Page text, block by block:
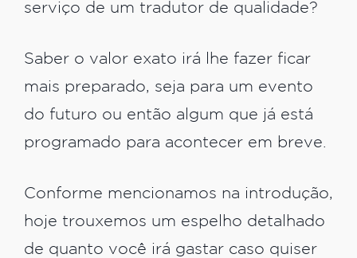
serviço de um tradutor de qualidade?
Saber o valor exato irá lhe fazer ficar
mais preparado, seja para um evento
do futuro ou então algum que já está
programado para acontecer em breve.
Conforme mencionamos na introdução,
hoje trouxemos um espelho detalhado
de quanto você irá gastar caso quiser